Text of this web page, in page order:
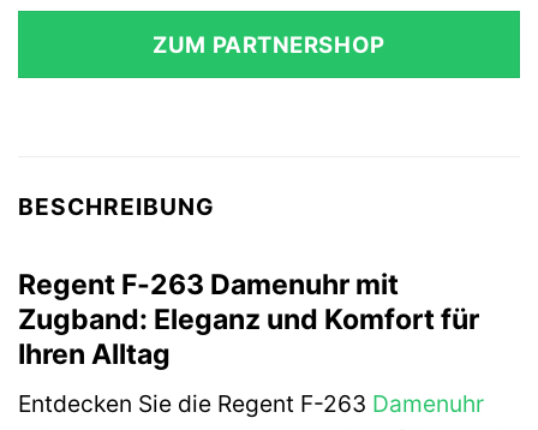
ZUM PARTNERSHOP
BESCHREIBUNG
Regent F-263 Damenuhr mit
Zugband: Eleganz und Komfort für
Ihren Alltag
Entdecken Sie die Regent F-263 Damenuhr